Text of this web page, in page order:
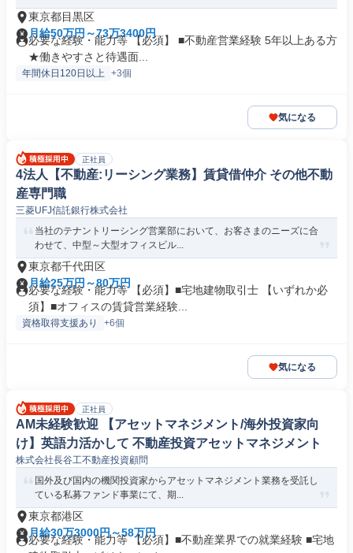
東京都目黒区
月給50万円～73万3400円
必要な経験・能力等 【必須】 ■不動産営業経験 5年以上ある方
★働きやすさと待遇面...
年間休日120日以上 +3個
気になる
正社員
4法人【不動産:リーシング業務】賃貸借仲介 その他不動
産専門職
三菱UFJ信託銀行株式会社
当社のテナントリーシング営業部において、お客さまのニーズに合
わせて、中型～大型オフィスビル...
東京都千代田区
月給25万円～80万円
必要な経験・能力等 【必須】■宅地建物取引士 【いずれか必
須】■オフィスの賃貸営業経験...
資格取得支援あり +6個
気になる
正社員
AM未経験歓迎 【アセットマネジメント/海外投資家向
け】英語力活かして 不動産投資アセットマネジメント
株式会社長谷工不動産投資顧問
国外及び国内の機関投資家からアセットマネジメント業務を受託し
ている私募ファンド事業にて、期...
東京都港区
月給30万3000円～58万円
必要な経験・能力等 【必須】■不動産業界での就業経験 ■宅地